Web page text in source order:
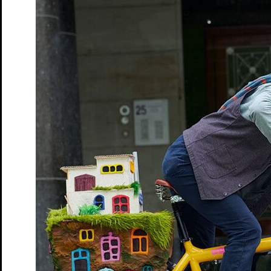
Premiere
Söhne von Marine Bachelot Nguyen. Deutsch von Claudia
Premiere
von Leo Meier und Emil Borgeest
Premiere
20. Juli: Ein Zeitstück
Politisch Defekt – Talk-Format
Tickets
Studio
Alles, was die Zeit behält Generation T
Premiere 24. Mai. 2026Studio
Coward’s heart von und mit Catherine Elsen
Tickets
Premiere 5. Jun. 2026Kapelle
Adams Äpfel von Anders Thomas Jensen | Eine
Tickets
Democrisis Das Theatergame zur Rettung der Demokratie
Tickets